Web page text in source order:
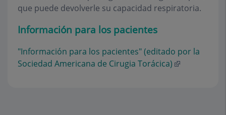
que puede devolverle su capacidad respiratoria.
Información para los pacientes
"Información para los pacientes" (editado por la
Sociedad Americana de Cirugia Torácica)